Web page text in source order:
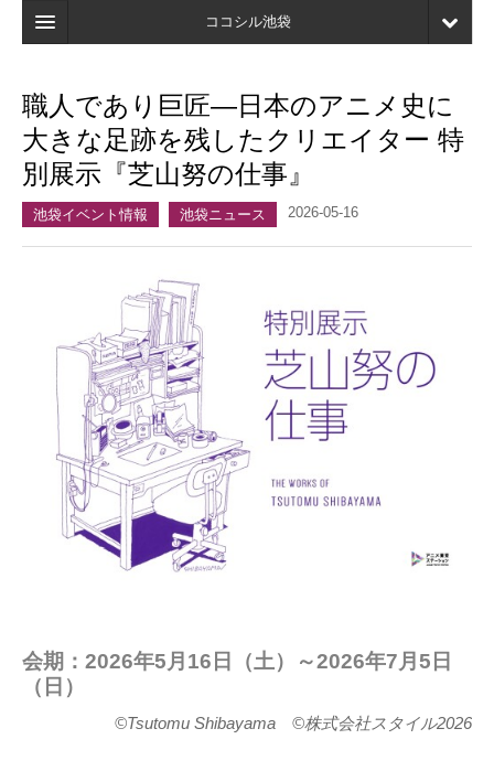
ココシル池袋
検索
店舗・施設最新情報
口コミ
マイページ
ブックマーク
職人であり巨匠—日本のアニメ史に
大きな足跡を残したクリエイター 特
別展示『芝山努の仕事』
池袋イベント情報 池袋ニュース 2026-05-16
会期：2026年5月16日（土）～2026年7月5日
（日）
©Tsutomu Shibayama ©株式会社スタイル2026